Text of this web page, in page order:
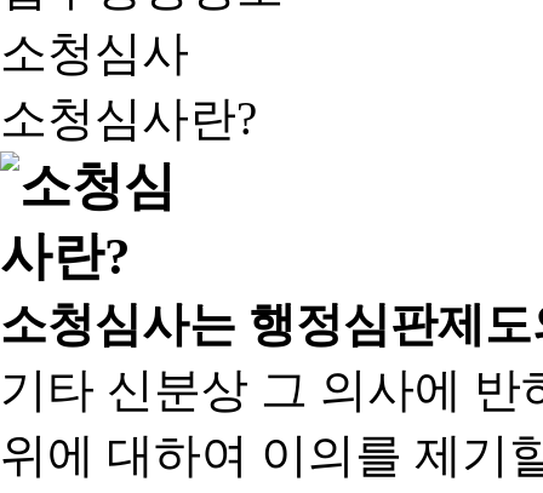
소청심사
소청심사란?
소청심사는 행정심판제
기타 신분상 그 의사에
위에 대하여 이의를 제기